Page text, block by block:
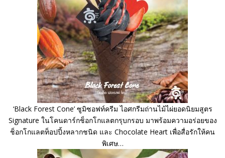
‘Black Forest Cone’ ซูมิซอฟท์ครีม ไอศกรีมถ่านไม้ไผ่ยอดนิยมสูตร
Signature ในโคนดาร์กช็อกโกแลตกรุบกรอบ มาพร้อมความอร่อยของ
ช็อกโกแลตท็อปปิ้งหลากชนิด และ Chocolate Heart เพื่อสื่อรักให้คน
พิเศษ…